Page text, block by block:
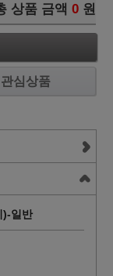
상품 금액 0 원
관심상품
)-일반